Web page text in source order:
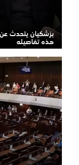
بزشكيان يتحدث
هذه تفاصيله